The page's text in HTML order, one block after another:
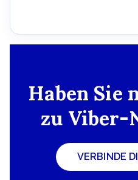
Haben Sie
zu Viber-
VERBINDE